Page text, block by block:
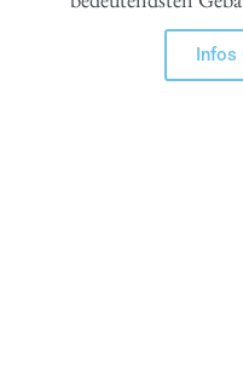
Infos